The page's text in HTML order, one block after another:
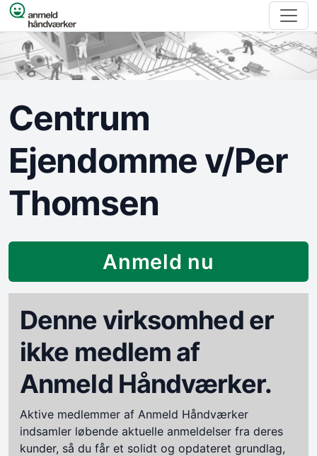
Spring til indhold
Centrum
Ejendomme v/Per
Thomsen
Anmeld nu
Denne virksomhed er
ikke medlem af
Anmeld Håndværker.
Aktive medlemmer af Anmeld Håndværker
indsamler løbende aktuelle anmeldelser fra deres
kunder, så du får et solidt og opdateret grundlag,